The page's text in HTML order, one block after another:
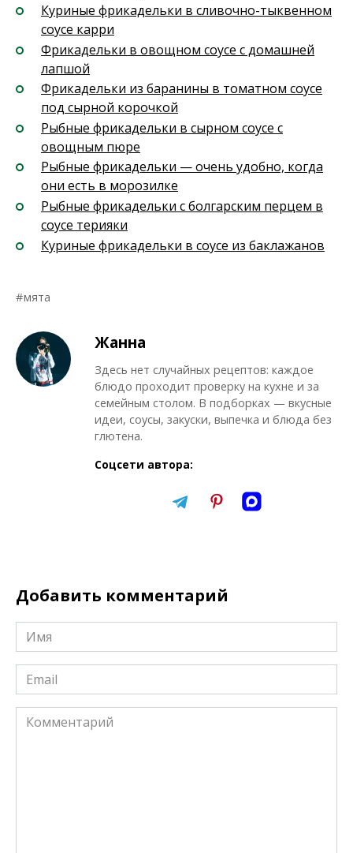
Куриные фрикадельки в сливочно-тыквенном
соусе карри
Фрикадельки в овощном соусе с домашней
лапшой
Фрикадельки из баранины в томатном соусе
под сырной корочкой
Рыбные фрикадельки в сырном соусе c
овощным пюре
Рыбные фрикадельки — очень удобно, когда
они есть в морозилке
Рыбные фрикадельки с болгарским перцем в
соусе терияки
Куриные фрикадельки в соусе из баклажанов
мята
Жанна
Здесь нет случайных рецептов: каждое
блюдо проходит проверку на кухне и за
семейным столом. В подборках — вкусные
идеи, соусы, закуски, выпечка и блюда без
глютена.
Соцсети автора:
Добавить комментарий
Имя
*
Email
*
Комментарий